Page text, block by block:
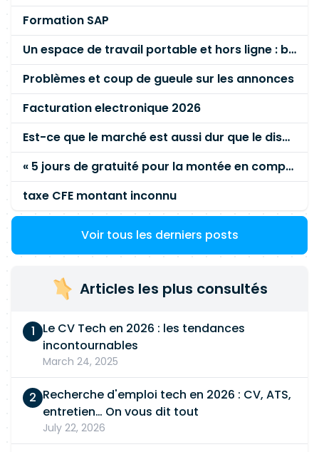
Formation SAP
Un espace de travail portable et hors ligne : besoin réel ou fausse bonne idée ?
Problèmes et coup de gueule sur les annonces
Facturation electronique 2026
Est-ce que le marché est aussi dur que le disent les commerciaux ?
« 5 jours de gratuité pour la montée en compétence »
taxe CFE montant inconnu
Voir tous les derniers posts
Articles les plus consultés
Le CV Tech en 2026 : les tendances
incontournables
March 24, 2025
Recherche d'emploi tech en 2026 : CV, ATS,
entretien… On vous dit tout
July 22, 2026